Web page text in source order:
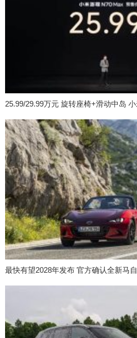
25.99/29.99万元 旋转座椅+滑动中岛
最快有望2028年发布 官方确认全新马